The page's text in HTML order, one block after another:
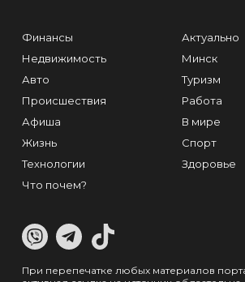
Финансы
Недвижимость
Авто
Происшествия
Афиша
Жизнь
Технологии
Что почем?
Актуально
Минск
Туризм
Работа
В мире
Спорт
Здоровье
При перепечатке любых материалов